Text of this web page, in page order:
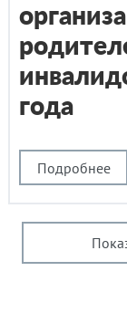
Подробнее
года